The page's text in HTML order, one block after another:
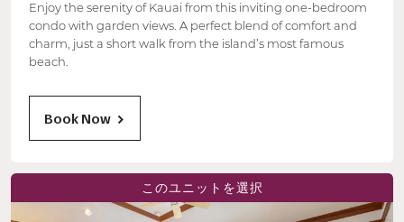
Enjoy the serenity of Kauai from this inviting one-bedroom
condo with garden views. A perfect blend of comfort and
charm, just a short walk from the island’s most famous
beach.
Book Now
このユニットを選択